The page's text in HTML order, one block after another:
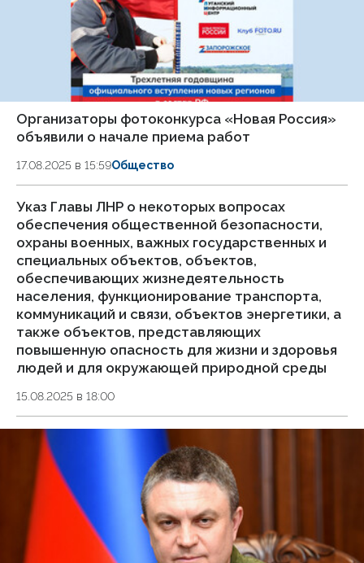
Организаторы фотоконкурса «Новая Россия»
объявили о начале приема работ
17.08.2025 в 15:59Общество
Указ Главы ЛНР о некоторых вопросах
обеспечения общественной безопасности,
охраны военных, важных государственных и
специальных объектов, объектов,
обеспечивающих жизнедеятельность
населения, функционирование транспорта,
коммуникаций и связи, объектов энергетики, а
также объектов, представляющих
повышенную опасность для жизни и здоровья
людей и для окружающей природной среды
15.08.2025 в 18:00